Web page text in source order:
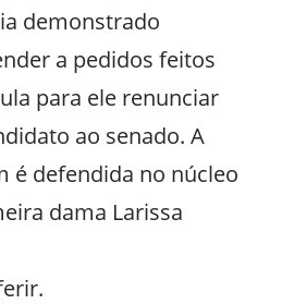
demonstrado
a pedidos feitos
para ele renunciar
ao senado. A
é defendida no núcleo
dama Larissa